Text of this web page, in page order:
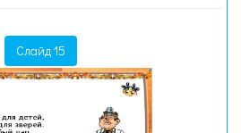
Слайд 15